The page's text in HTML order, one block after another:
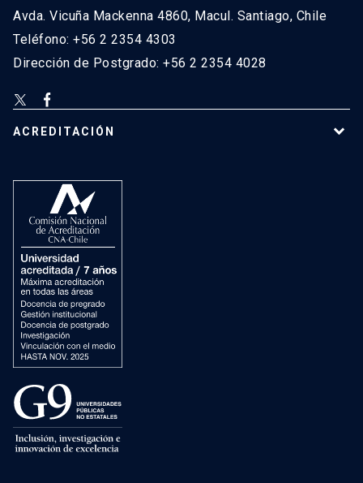
Avda. Vicuña Mackenna 4860, Macul. Santiago, Chile
Teléfono: +56 2 2354 4303
Dirección de Postgrado: +56 2 2354 4028
ACREDITACIÓN